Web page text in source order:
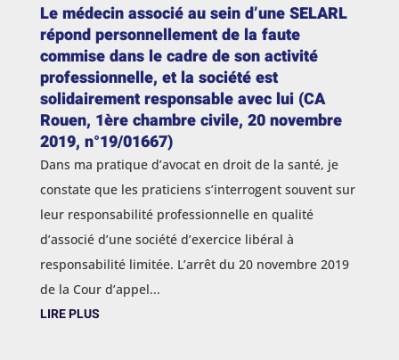
Le médecin associé au sein d’une SELARL
répond personnellement de la faute
commise dans le cadre de son activité
professionnelle, et la société est
solidairement responsable avec lui (CA
Rouen, 1ère chambre civile, 20 novembre
2019, n°19/01667)
Dans ma pratique d’avocat en droit de la santé, je
constate que les praticiens s’interrogent souvent sur
leur responsabilité professionnelle en qualité
d’associé d’une société d’exercice libéral à
responsabilité limitée. L’arrêt du 20 novembre 2019
de la Cour d’appel...
LIRE PLUS